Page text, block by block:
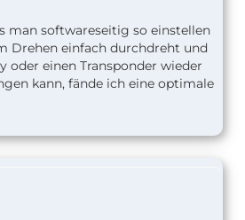
man softwareseitig so einstellen
Drehen einfach durchdreht und
oder einen Transponder wieder
kann, fände ich eine optimale